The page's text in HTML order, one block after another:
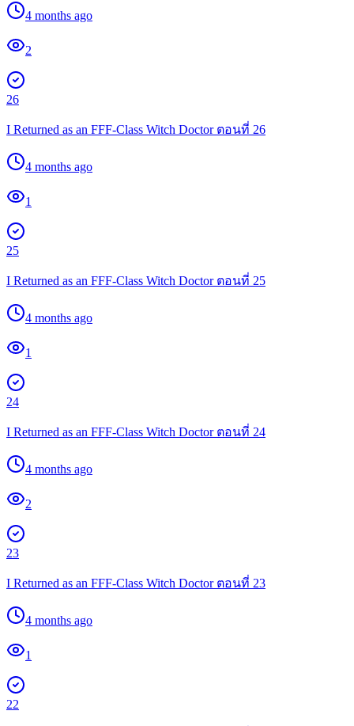
4 months ago
2
26
I Returned as an FFF-Class Witch Doctor ตอนที่ 26
4 months ago
1
25
I Returned as an FFF-Class Witch Doctor ตอนที่ 25
4 months ago
1
24
I Returned as an FFF-Class Witch Doctor ตอนที่ 24
4 months ago
2
23
I Returned as an FFF-Class Witch Doctor ตอนที่ 23
4 months ago
1
22